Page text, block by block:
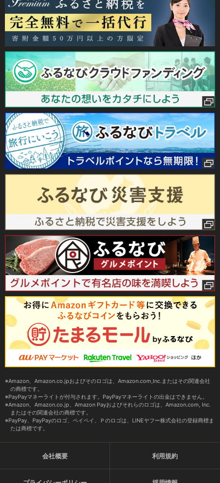
Amazon、Amazon.co.jpおよびそのロゴは、Amazon.com,Inc.またはその関連会社
の商標です。
PayPayマネーライトが付与されます。PayPayマネーライトの出金はできません。
Amazon、Amazon.co.jp、Amazon Payおよびそれらのロゴは、Amazon.com, Inc.
またはその関連会社の商標です。
PayPay、PayPayのロゴ、ペイペイ、Ｐのロゴは、LINEヤフー株式会社の登録商標ま
たは商標です。
会社概要 利用規約